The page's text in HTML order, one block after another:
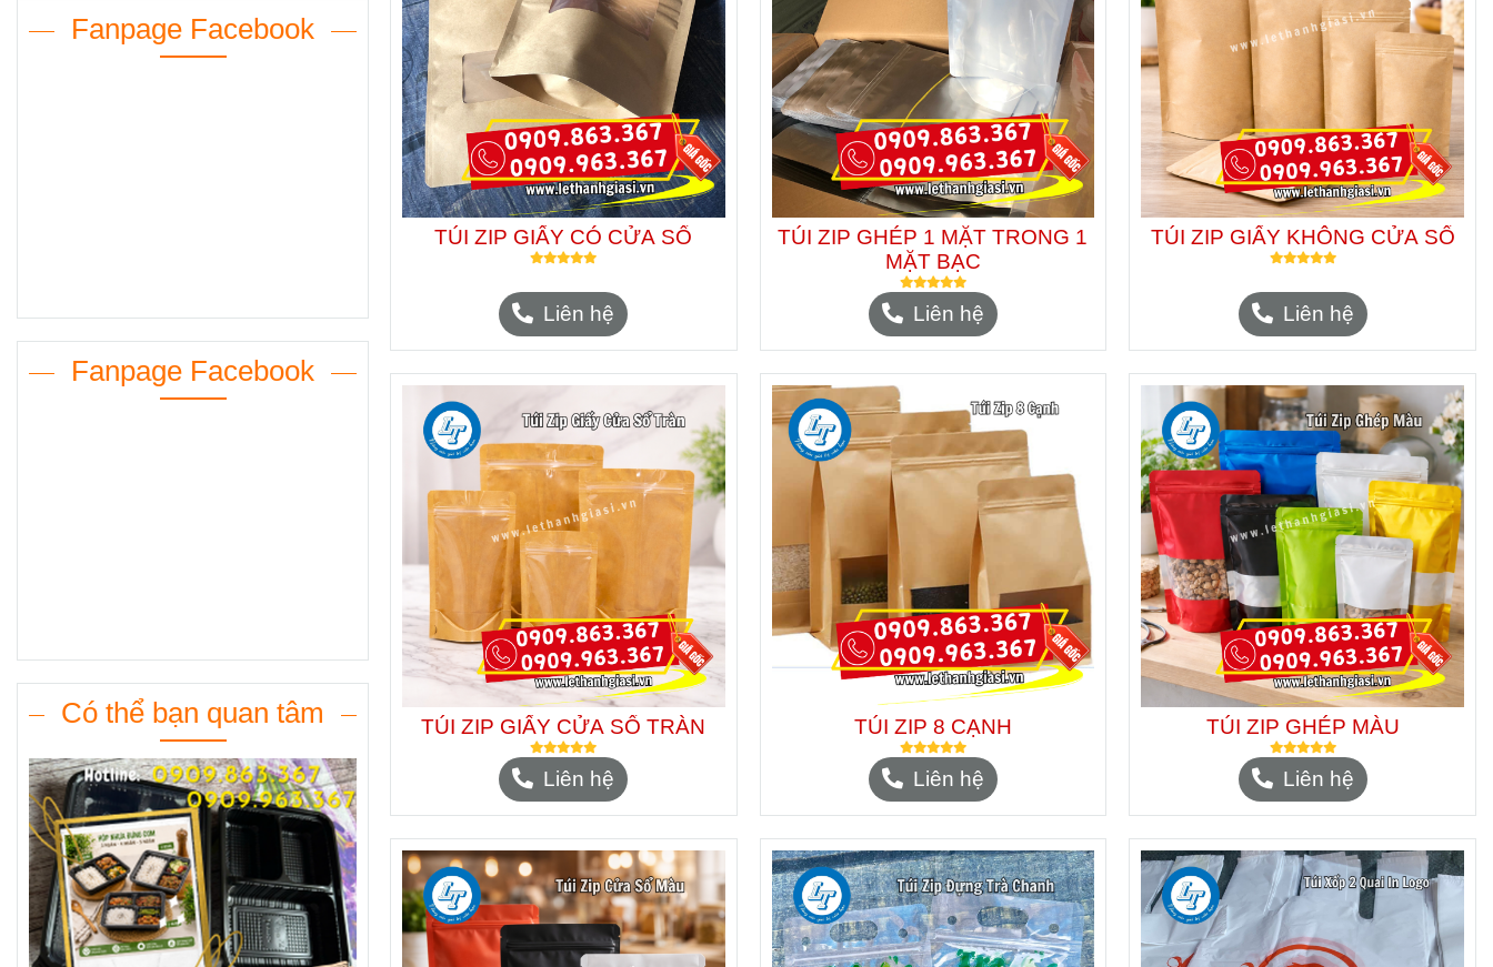
TÚI ZIP GIẤY CÓ CỬA SỔ
Liên hệ
TÚI ZIP GHÉP 1 MẶT TRONG 1
MẶT BẠC
Liên hệ
TÚI ZIP GIẤY KHÔNG CỬA SỔ
Liên hệ
TÚI ZIP GIẤY CỬA SỔ TRÀN
Liên hệ
TÚI ZIP 8 CẠNH
Liên hệ
TÚI ZIP GHÉP MÀU
Liên hệ
Fanpage Facebook
Fanpage Facebook
Có thể bạn quan tâm